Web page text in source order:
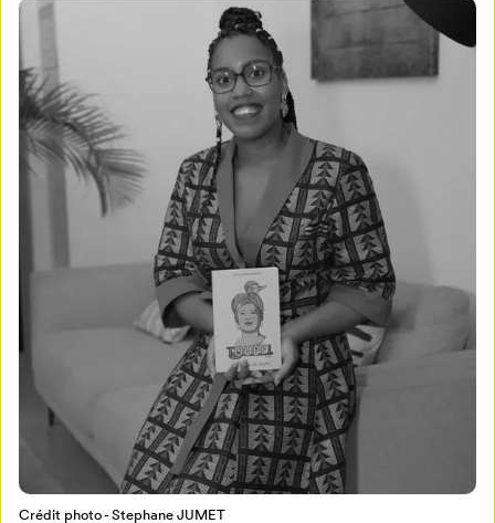
Programmation
Crédit photo - Stephane JUMET
Pour enregistrer vos favoris,
connectez-vous ou créez votre profil
Mon Salon